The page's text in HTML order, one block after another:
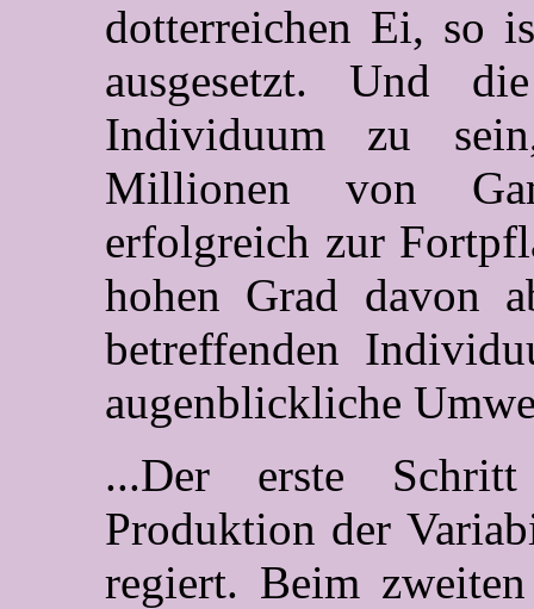
dotterreichen Ei, so
ausgesetzt. Und
Individuum zu
Millionen von
erfolgreich zur
hohen Grad davon
betreffenden
augenblickliche
...Der erste Schritt
Produktion der
regiert. Beim